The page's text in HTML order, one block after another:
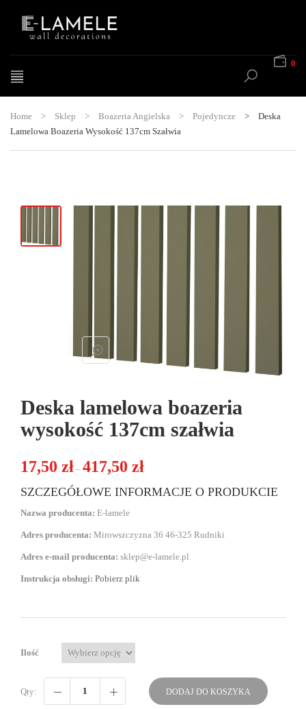
0
Home > Sklep > Boazeria Angielska > Pojedyncze >
Deska
Lamelowa Boazeria Wysokość 137cm Szałwia
Deska lamelowa boazeria
wysokość 137cm szałwia
17,50 zł – 417,50 zł
SZCZEGÓŁOWE INFORMACJE O PRODUKCIE
Nazwa producenta: E-lamele
Adres producenta: Mirowszczyzna 36 46-325 Rudniki
Adres e-mail producenta: sklep@e-lamele.pl
Instrukcja obsługi: Pobierz plik
Ilość
Qty: DODAJ DO KOSZYKA